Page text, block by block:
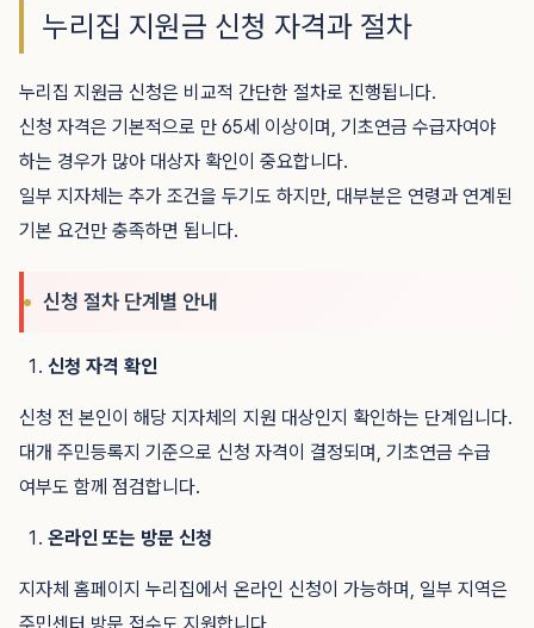
누리집 지원금 신청 자격과 절차
누리집 지원금 신청은 비교적 간단한 절차로 진행됩니다.
신청 자격은 기본적으로 만 65세 이상이며, 기초연금 수급자여야
하는 경우가 많아 대상자 확인이 중요합니다.
일부 지자체는 추가 조건을 두기도 하지만, 대부분은 연령과 연계된
기본 요건만 충족하면 됩니다.
신청 절차 단계별 안내
신청 자격 확인
신청 전 본인이 해당 지자체의 지원 대상인지 확인하는 단계입니다.
대개 주민등록지 기준으로 신청 자격이 결정되며, 기초연금 수급
여부도 함께 점검합니다.
온라인 또는 방문 신청
지자체 홈페이지 누리집에서 온라인 신청이 가능하며, 일부 지역은